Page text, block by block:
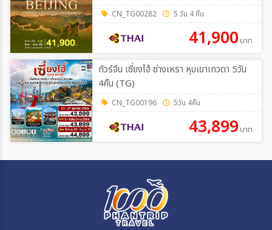
CN_TG00282 5 วัน 4 คืน
41,900 บาท
ทัวร์จีน เซี่ยงไฮ้ ซ่างเหรา หุบเขาเทวดา 5วัน
4คืน (TG)
CN_TG00196 5วัน 4คืน
43,899 บาท